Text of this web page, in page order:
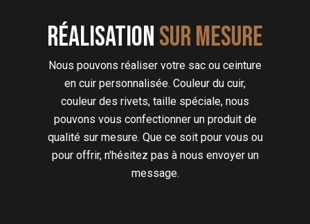
Réalisationsur mesure
Nous pouvons réaliser votre sac ou ceinture
en cuir personnalisée. Couleur du cuir,
couleur des rivets, taille spéciale, nous
pouvons vous confectionner un produit de
qualité sur mesure. Que ce soit pour vous ou
pour offrir, n'hésitez pas à nous envoyer un
message.